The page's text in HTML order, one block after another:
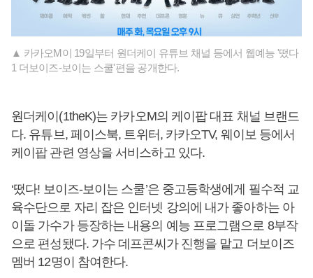
▲ 카카오M이 19일부터 원더케이 유튜브 채널 등에서 웹예능 '떴다
1 더보이즈-보이는 스쿨'편을 공개한다.
원더케이(1theK)는 카카오M의 케이팝 대표 채널 브랜드
다. 유튜브, 페이스북, 트위터, 카카오TV, 웨이보 등에서
케이팝 관련 영상을 서비스하고 있다.
‘떴다! 보이즈-보이는 스쿨’은 중고등학생에게 필수적 교
육수단으로 자리 잡은 인터넷 강의에 내가 좋아하는 아
이돌 가수가 등장하는 내용의 예능 프로그램으로 8부작
으로 편성됐다. 가수 데프콘씨가 진행을 맡고 더보이즈
멤버 12명이 참여한다.